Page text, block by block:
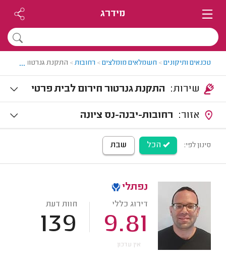
מידרג
טכנאים ותיקונים> חשמלאים מומלצים> רחובות> התקנת גנרטור...
התקנת גנרטור חירום לבית פרטי
רחובות-יבנה-נס ציונה
סינון לפי: הכל שבת
נפתלי
דירוג כללי
9.81
חוות דעת
139
אין עדכון